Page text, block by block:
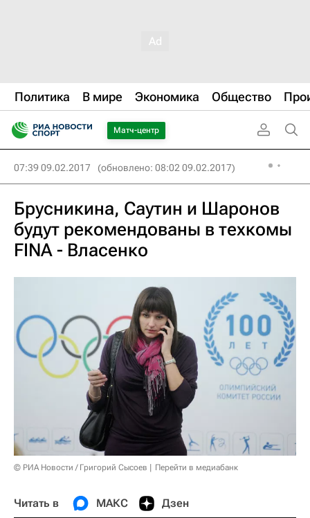
Политика В мире Экономика Общество
Матч-центр
07:39 09.02.2017 (обновлено: 08:02 09.02.2017)
Брусникина, Саутин и Шаронов
будут рекомендованы в техкомы
FINA - Власенко
© РИА Новости / Григорий Сысоев Перейти в медиабанк
Читать в МАКС Дзен